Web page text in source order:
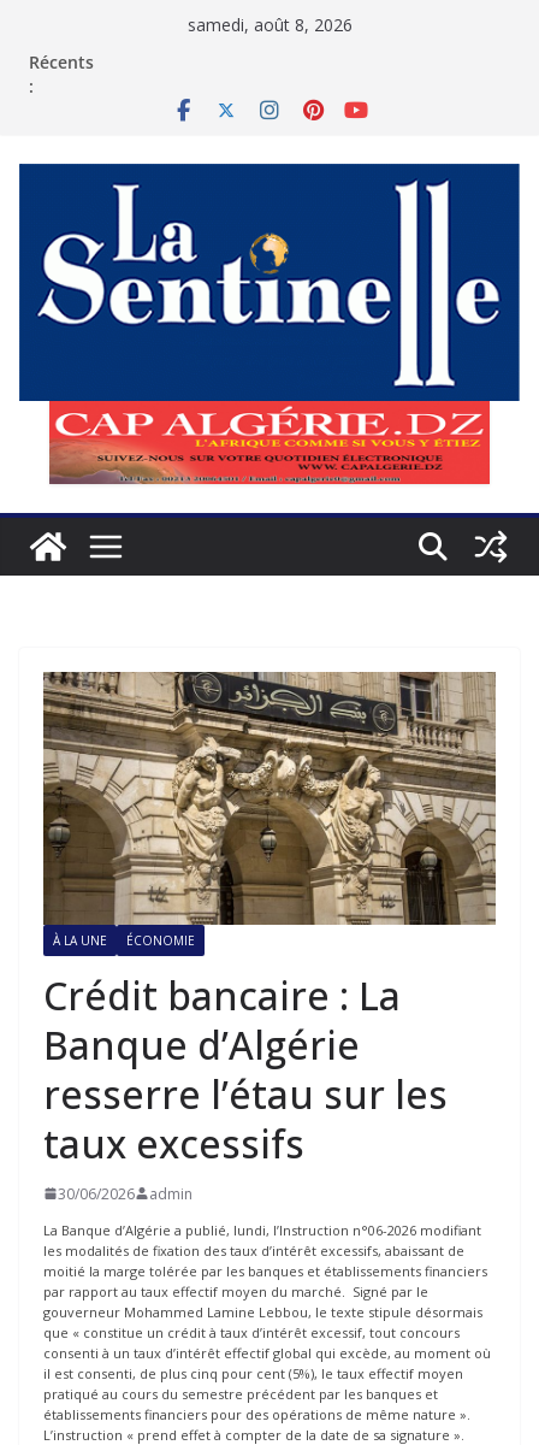
samedi, août 8, 2026
Récents
:
À LA UNE ÉCONOMIE
Crédit bancaire : La
Banque d’Algérie
resserre l’étau sur les
taux excessifs
30/06/2026 admin
La Banque d’Algérie a publié, lundi, l’Instruction n°06-2026 modifiant
les modalités de fixation des taux d’intérêt excessifs, abaissant de
moitié la marge tolérée par les banques et établissements financiers
par rapport au taux effectif moyen du marché. Signé par le
gouverneur Mohammed Lamine Lebbou, le texte stipule désormais
que « constitue un crédit à taux d’intérêt excessif, tout concours
consenti à un taux d’intérêt effectif global qui excède, au moment où
il est consenti, de plus cinq pour cent (5%), le taux effectif moyen
pratiqué au cours du semestre précédent par les banques et
établissements financiers pour des opérations de même nature ».
L’instruction « prend effet à compter de la date de sa signature ».